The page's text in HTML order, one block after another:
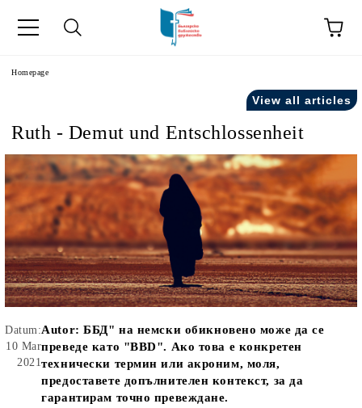
Homepage
View all articles
Ruth - Demut und Entschlossenheit
Datum:
10 Mar
2021
Autor: ББД" на немски обикновено може да се
преведе като "BBD". Ако това е конкретен
технически термин или акроним, моля,
предоставете допълнителен контекст, за да
гарантирам точно превеждане.